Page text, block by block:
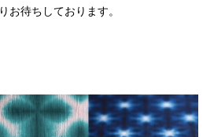
お待ちしております。